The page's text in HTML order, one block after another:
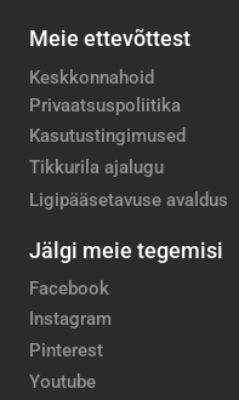
Meie ettevõttest
Keskkonnahoid
Privaatsuspoliitika
Kasutustingimused
Tikkurila ajalugu
Ligipääsetavuse avaldus
Jälgi meie tegemisi
Facebook
Instagram
Pinterest
Youtube